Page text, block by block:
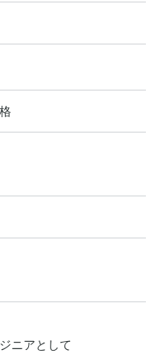
ニアとして